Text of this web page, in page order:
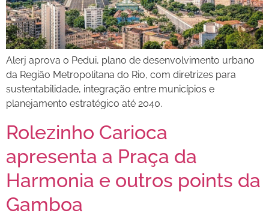
Alerj aprova o Pedui, plano de desenvolvimento urbano
da Região Metropolitana do Rio, com diretrizes para
sustentabilidade, integração entre municípios e
planejamento estratégico até 2040.
Rolezinho Carioca
apresenta a Praça da
Harmonia e outros points da
Gamboa